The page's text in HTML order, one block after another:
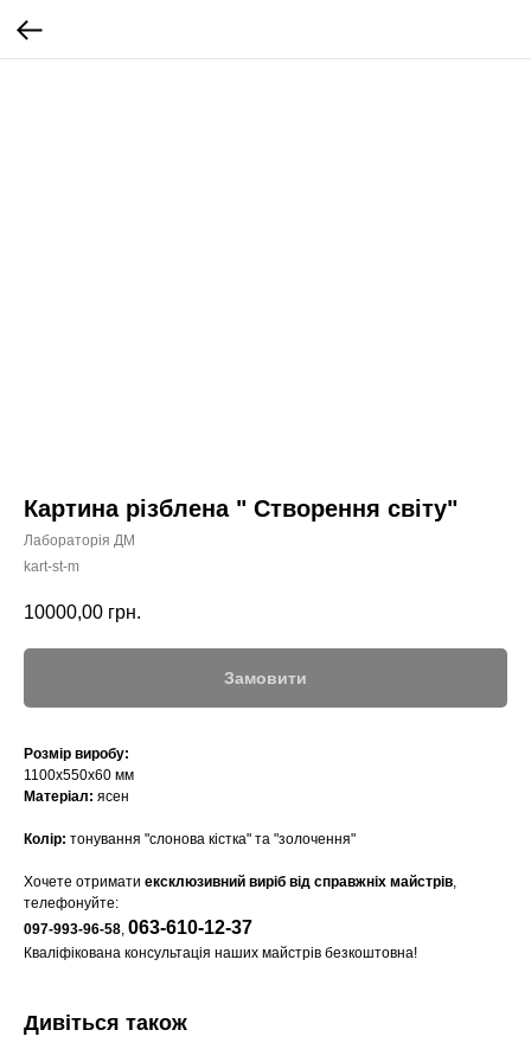
Картина різблена " Створення світу"
Лабораторія ДМ
kart-st-m
10000,00 грн.
Замовити
Розмір виробу:
1100х550х60 мм
Матеріал: ясен
Колір: тонування "слонова кістка" та "золочення"
Хочете отримати ексклюзивний виріб від справжніх майстрів,
телефонуйте:
097-993-96-58, 063-610-12-37
Кваліфікована консультація наших майстрів безкоштовна!
Дивіться також